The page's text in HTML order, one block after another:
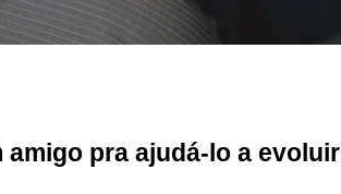
pra ajudá-lo a evoluir